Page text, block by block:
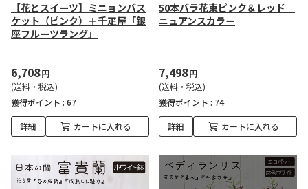
【花とスイーツ】ミニョンバス
ケット（ピンク）＋千疋屋「銀
座フルーツラング」
6,708円
(送料・税込)
獲得ポイント : 67
詳細 カートに入れる
50本バラ花束ピンク＆レッド
ニュアンスカラー
7,498円
(送料・税込)
獲得ポイント : 74
詳細 カートに入れる